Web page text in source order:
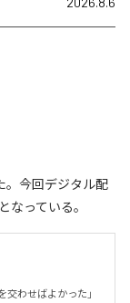
。今回デジタル配
なっている。
交わせばよかった」